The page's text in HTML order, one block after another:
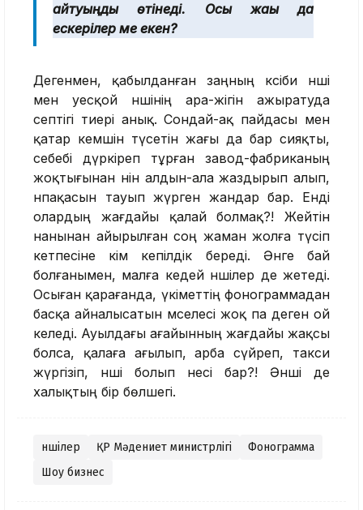
айтуыңды өтінеді. Осы жағы да
ескерілер ме екен?
Дегенмен, қабылданған заңның кәсіби әнші
мен әуесқой әншінің ара-жігін ажыратуда
септігі тиері анық. Сондай-ақ пайдасы мен
қатар кемшін түсетін жағы да бар сияқты,
себебі дүркіреп тұрған завод-фабриканың
жоқтығынан әнін алдын-ала жаздырып алып,
нәпақасын тауып жүрген жандар бар. Енді
олардың жағдайы қалай болмақ?! Жейтін
нанынан айырылған соң жаман жолға түсіп
кетпесіне кім кепілдік береді. Әнге бай
болғанымен, малға кедей әншілер де жетеді.
Осыған қарағанда, үкіметтің фонограммадан
басқа айналысатын мәселесі жоқ па деген ой
келеді. Ауылдағы ағайынның жағдайы жақсы
болса, қалаға ағылып, арба сүйреп, такси
жүргізіп, әнші болып несі бар?! Әнші де
халықтың бір бөлшегі.
Әншілер ҚР Мәдениет министрлігі
Фонограмма
Шоу бизнес